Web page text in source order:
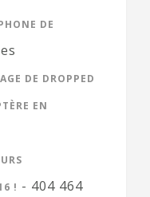
DE
DE DROPPED
EN
! - 404 464